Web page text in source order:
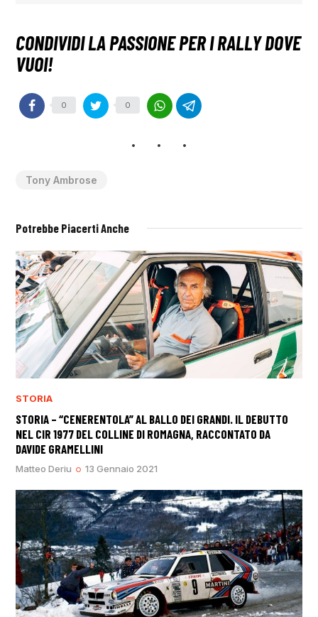
0 0
Tony Ambrose
Potrebbe Piacerti Anche
STORIA
STORIA – “CENERENTOLA” AL BALLO DEI GRANDI. IL DEBUTTO
NEL CIR 1977 DEL COLLINE DI ROMAGNA, RACCONTATO DA
DAVIDE GRAMELLINI
Matteo Deriu 13 Gennaio 2021